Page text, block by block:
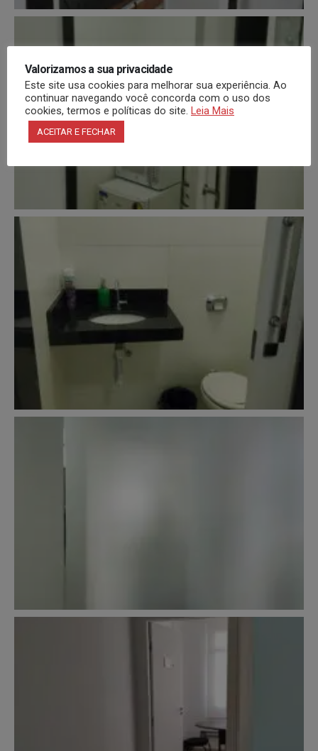
Valorizamos a sua privacidade
Este site usa cookies para melhorar sua experiência. Ao
continuar navegando você concorda com o uso dos
cookies, termos e políticas do site. Leia Mais
ACEITAR E FECHAR